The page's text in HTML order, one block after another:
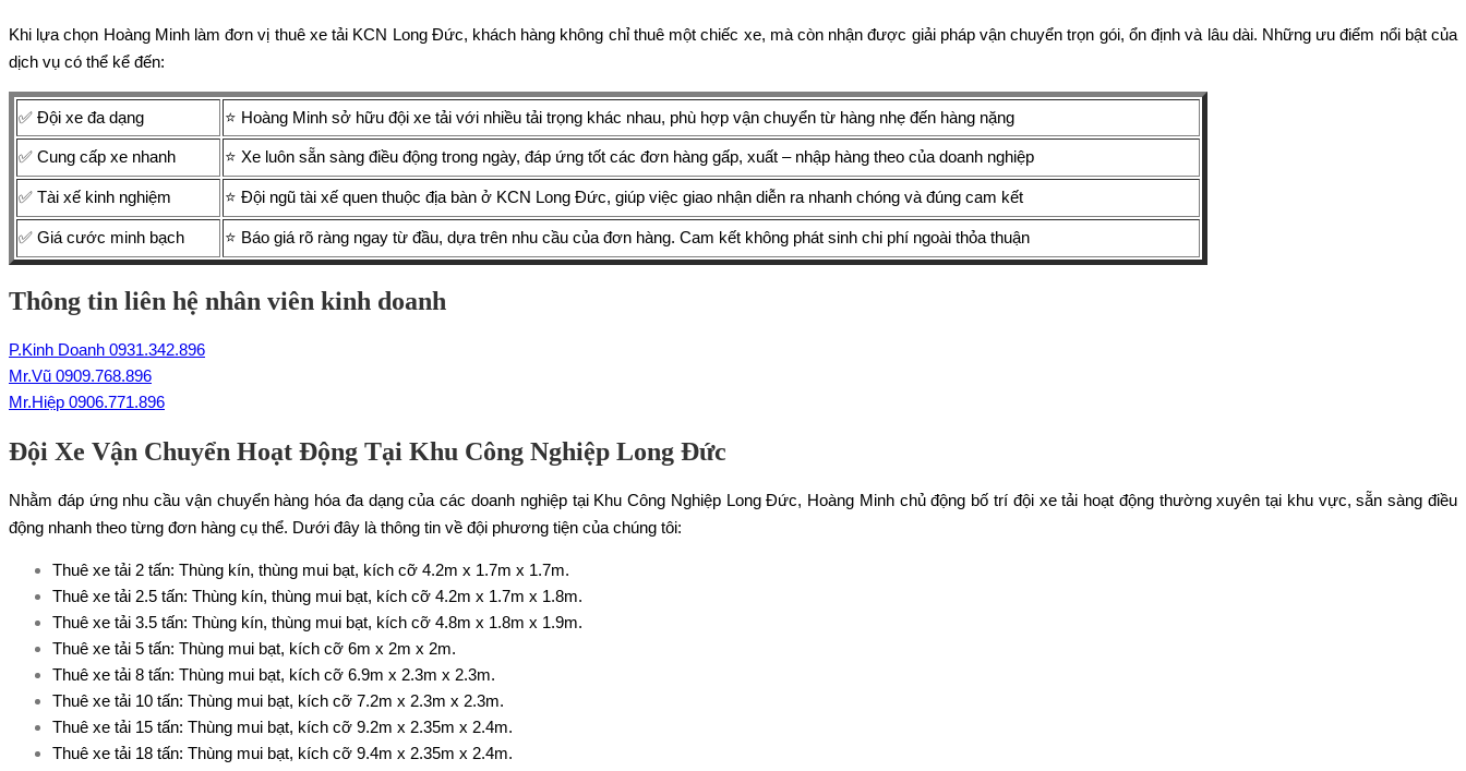
Khi lựa chọn Hoàng Minh làm đơn vị thuê xe tải KCN Long Đức, khách hàng không chỉ thuê một chiếc xe, mà còn nhận được giải pháp vận chuyển trọn gói, ổn định và lâu dài. Những ưu điểm nổi bật của
dịch vụ có thể kể đến:
✅ Đội xe đa dạng ⭐ Hoàng Minh sở hữu đội xe tải với nhiều tải trọng khác nhau, phù hợp vận chuyển từ hàng nhẹ đến hàng nặng
✅ Cung cấp xe nhanh ⭐ Xe luôn sẵn sàng điều động trong ngày, đáp ứng tốt các đơn hàng gấp, xuất – nhập hàng theo của doanh nghiệp
✅ Tài xế kinh nghiệm ⭐ Đội ngũ tài xế quen thuộc địa bàn ở KCN Long Đức, giúp việc giao nhận diễn ra nhanh chóng và đúng cam kết
✅ Giá cước minh bạch ⭐ Báo giá rõ ràng ngay từ đầu, dựa trên nhu cầu của đơn hàng. Cam kết không phát sinh chi phí ngoài thỏa thuận
Thông tin liên hệ nhân viên kinh doanh
P.Kinh Doanh 0931.342.896
Mr.Vũ 0909.768.896
Mr.Hiệp 0906.771.896
Đội Xe Vận Chuyển Hoạt Động Tại Khu Công Nghiệp Long Đức
Nhằm đáp ứng nhu cầu vận chuyển hàng hóa đa dạng của các doanh nghiệp tại Khu Công Nghiệp Long Đức, Hoàng Minh chủ động bố trí đội xe tải hoạt động thường xuyên tại khu vực, sẵn sàng điều
động nhanh theo từng đơn hàng cụ thể. Dưới đây là thông tin về đội phương tiện của chúng tôi:
Thuê xe tải 2 tấn: Thùng kín, thùng mui bạt, kích cỡ 4.2m x 1.7m x 1.7m.
Thuê xe tải 2.5 tấn: Thùng kín, thùng mui bạt, kích cỡ 4.2m x 1.7m x 1.8m.
Thuê xe tải 3.5 tấn: Thùng kín, thùng mui bạt, kích cỡ 4.8m x 1.8m x 1.9m.
Thuê xe tải 5 tấn: Thùng mui bạt, kích cỡ 6m x 2m x 2m.
Thuê xe tải 8 tấn: Thùng mui bạt, kích cỡ 6.9m x 2.3m x 2.3m.
Thuê xe tải 10 tấn: Thùng mui bạt, kích cỡ 7.2m x 2.3m x 2.3m.
Thuê xe tải 15 tấn: Thùng mui bạt, kích cỡ 9.2m x 2.35m x 2.4m.
Thuê xe tải 18 tấn: Thùng mui bạt, kích cỡ 9.4m x 2.35m x 2.4m.